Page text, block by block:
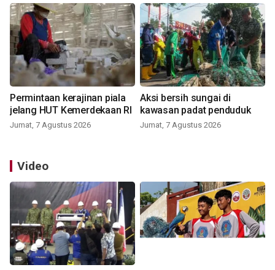
Permintaan kerajinan piala
jelang HUT Kemerdekaan RI
Jumat, 7 Agustus 2026
Aksi bersih sungai di
kawasan padat penduduk
Jumat, 7 Agustus 2026
Video